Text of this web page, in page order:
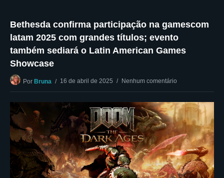
Bethesda confirma participação na gamescom
latam 2025 com grandes títulos; evento
também sediará o Latin American Games
Showcase
Por Bruna 16 de abril de 2025 Nenhum comentário